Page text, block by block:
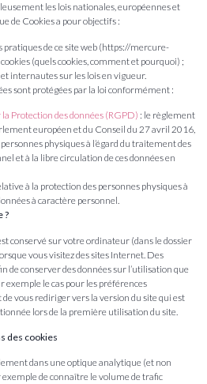
les lois nationales, européennes et
de Cookies a pour objectifs :
pratiques de ce site web (https://mercure-
(quels cookies, comment et pourquoi) ;
internautes sur les lois en vigueur.
sont protégées par la loi conformément :
Protection des données (RGPD) : le règlement
européen et du Conseil du 27 avril 2016,
physiques à l’égard du traitement des
et à la libre circulation de ces données en
à la protection des personnes physiques à
à caractère personnel.
?
conservé sur votre ordinateur (dans le dossier
vous visitez des sites Internet. Des
de conserver des données sur l’utilisation que
exemple le cas pour les préférences
vous rediriger vers la version du site qui est
lors de la première utilisation du site.
des cookies
dans une optique analytique (et non
de connaître le volume de trafic